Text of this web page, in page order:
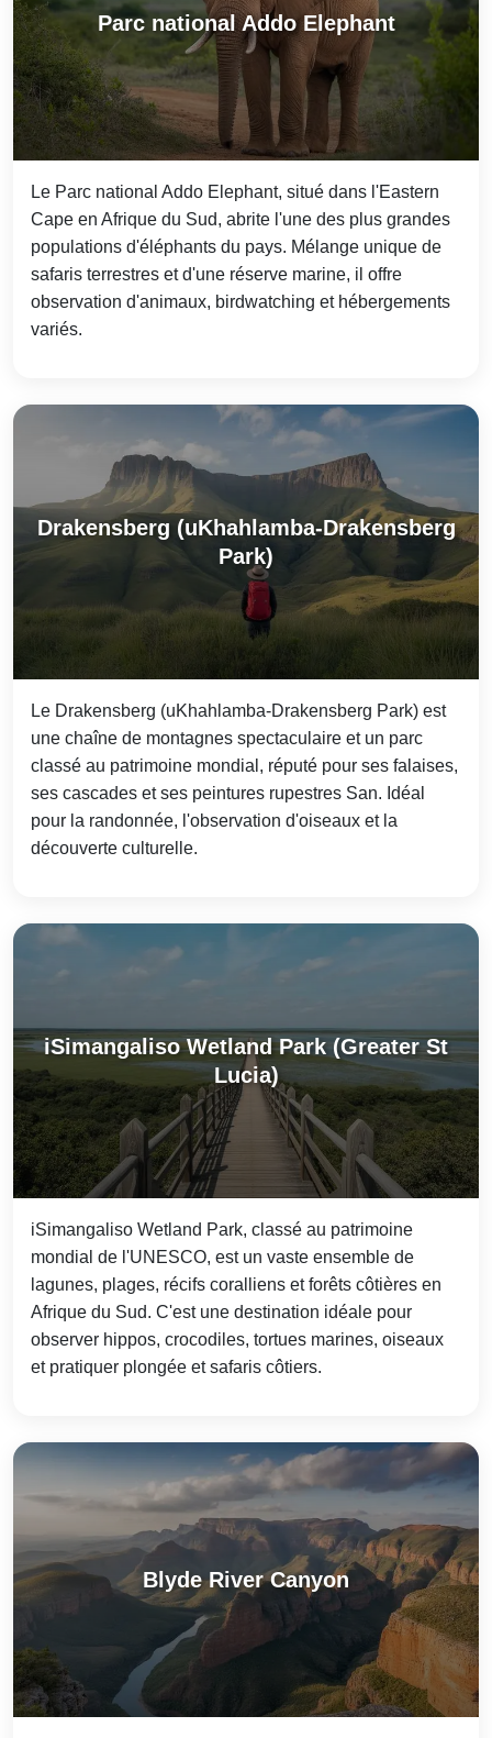
Parc national Addo Elephant
Le Parc national Addo Elephant, situé dans l'Eastern
Cape en Afrique du Sud, abrite l'une des plus grandes
populations d'éléphants du pays. Mélange unique de
safaris terrestres et d'une réserve marine, il offre
observation d'animaux, birdwatching et hébergements
variés.
Drakensberg (uKhahlamba-Drakensberg
Park)
Le Drakensberg (uKhahlamba-Drakensberg Park) est
une chaîne de montagnes spectaculaire et un parc
classé au patrimoine mondial, réputé pour ses falaises,
ses cascades et ses peintures rupestres San. Idéal
pour la randonnée, l'observation d'oiseaux et la
découverte culturelle.
iSimangaliso Wetland Park (Greater St
Lucia)
iSimangaliso Wetland Park, classé au patrimoine
mondial de l'UNESCO, est un vaste ensemble de
lagunes, plages, récifs coralliens et forêts côtières en
Afrique du Sud. C'est une destination idéale pour
observer hippos, crocodiles, tortues marines, oiseaux
et pratiquer plongée et safaris côtiers.
Blyde River Canyon